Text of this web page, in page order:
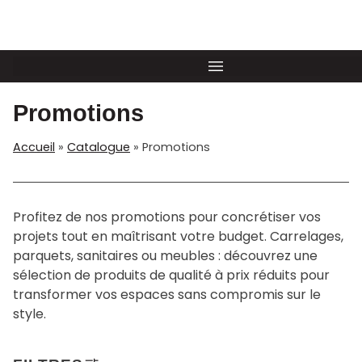
Promotions
accueil » catalogue » Promotions
Profitez de nos promotions pour concrétiser vos
projets tout en maîtrisant votre budget. Carrelages,
parquets, sanitaires ou meubles : découvrez une
sélection de produits de qualité à prix réduits pour
transformer vos espaces sans compromis sur le
style.